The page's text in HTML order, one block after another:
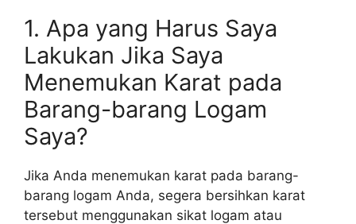
1. Apa yang Harus Saya
Lakukan Jika Saya
Menemukan Karat pada
Barang-barang Logam
Saya?
Jika Anda menemukan karat pada barang-
barang logam Anda, segera bersihkan karat
tersebut menggunakan sikat logam atau